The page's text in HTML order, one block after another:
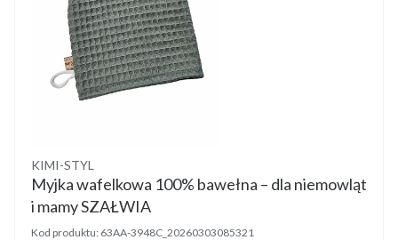
Producent
KIMI-STYL
Myjka wafelkowa 100% bawełna – dla niemowląt
i mamy SZAŁWIA
Kod produktu: 63AA-3948C_20260303085321